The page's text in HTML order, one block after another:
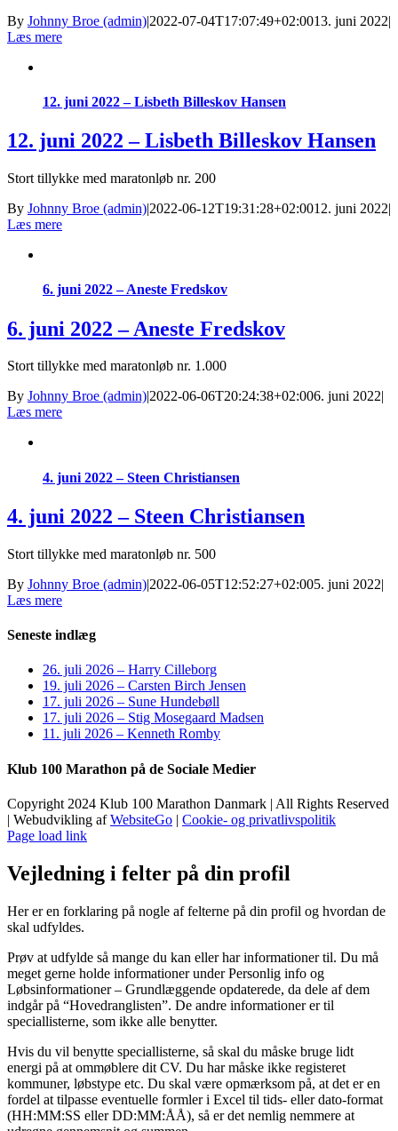
By Johnny Broe (admin)|2022-07-04T17:07:49+02:0013. juni 2022|
Læs mere
12. juni 2022 – Lisbeth Billeskov Hansen
12. juni 2022 – Lisbeth Billeskov Hansen
Stort tillykke med maratonløb nr. 200
By Johnny Broe (admin)|2022-06-12T19:31:28+02:0012. juni 2022|
Læs mere
6. juni 2022 – Aneste Fredskov
6. juni 2022 – Aneste Fredskov
Stort tillykke med maratonløb nr. 1.000
By Johnny Broe (admin)|2022-06-06T20:24:38+02:006. juni 2022|
Læs mere
4. juni 2022 – Steen Christiansen
4. juni 2022 – Steen Christiansen
Stort tillykke med maratonløb nr. 500
By Johnny Broe (admin)|2022-06-05T12:52:27+02:005. juni 2022|
Læs mere
Seneste indlæg
26. juli 2026 – Harry Cilleborg
19. juli 2026 – Carsten Birch Jensen
17. juli 2026 – Sune Hundebøll
17. juli 2026 – Stig Mosegaard Madsen
11. juli 2026 – Kenneth Romby
Klub 100 Marathon på de Sociale Medier
Copyright 2024 Klub 100 Marathon Danmark | All Rights Reserved
| Webudvikling afWebsiteGo | Cookie- og privatlivspolitik
Page load link
Vejledning i felter på din profil
Her er en forklaring på nogle af felterne på din profil og hvordan de
skal udfyldes.
Prøv at udfylde så mange du kan eller har informationer til. Du må
meget gerne holde informationer under Personlig info og
Løbsinformationer – Grundlæggende opdaterede, da dele af dem
indgår på “Hovedranglisten”. De andre informationer er til
speciallisterne, som ikke alle benytter.
Hvis du vil benytte speciallisterne, så skal du måske bruge lidt
energi på at ommøblere dit CV. Du har måske ikke registeret
kommuner, løbstype etc. Du skal være opmærksom på, at det er en
fordel at tilpasse eventuelle formler i Excel til tids- eller dato-format
(HH:MM:SS eller DD:MM:ÅÅ), så er det nemlig nemmere at